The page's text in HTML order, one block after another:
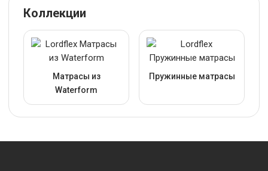
Коллекции
Матрасы из
Waterform
Пружинные матрасы